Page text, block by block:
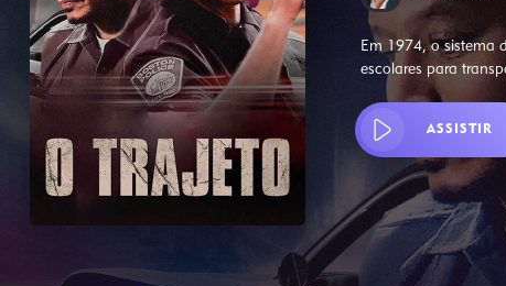
Em 1974, o sistema
escolares para
ASSISTIR